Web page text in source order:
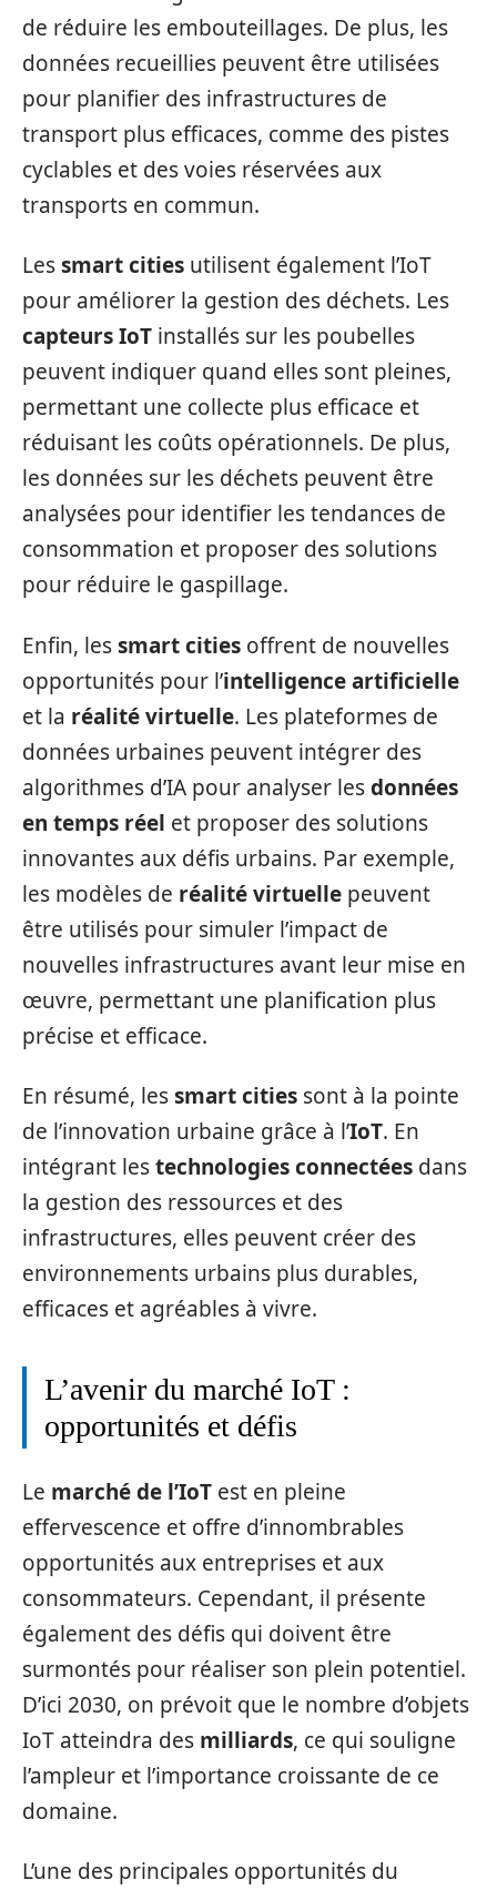
de réduire les embouteillages. De plus, les
données recueillies peuvent être utilisées
pour planifier des infrastructures de
transport plus efficaces, comme des pistes
cyclables et des voies réservées aux
transports en commun.
Lessmart cities utilisent également l’IoT
pour améliorer la gestion des déchets. Les
capteurs IoT installés sur les poubelles
peuvent indiquer quand elles sont pleines,
permettant une collecte plus efficace et
réduisant les coûts opérationnels. De plus,
les données sur les déchets peuvent être
analysées pour identifier les tendances de
consommation et proposer des solutions
pour réduire le gaspillage.
Enfin, lessmart cities offrent de nouvelles
opportunités pour l’intelligence artificielle
et la réalité virtuelle. Les plateformes de
données urbaines peuvent intégrer des
algorithmes d’IA pour analyser lesdonnées
en temps réel et proposer des solutions
innovantes aux défis urbains. Par exemple,
les modèles de réalité virtuelle peuvent
être utilisés pour simuler l’impact de
nouvelles infrastructures avant leur mise en
œuvre, permettant une planification plus
précise et efficace.
En résumé, lessmart cities sont à la pointe
de l’innovation urbaine grâce à l’IoT. En
intégrant lestechnologies connectées dans
la gestion des ressources et des
infrastructures, elles peuvent créer des
environnements urbains plus durables,
efficaces et agréables à vivre.
L’avenir du marché IoT :
opportunités et défis
Le marché de l’IoT est en pleine
effervescence et offre d’innombrables
opportunités aux entreprises et aux
consommateurs. Cependant, il présente
également des défis qui doivent être
surmontés pour réaliser son plein potentiel.
D’ici 2030, on prévoit que le nombre d’objets
IoT atteindra des milliards, ce qui souligne
l’ampleur et l’importance croissante de ce
domaine.
L’une des principales opportunités du